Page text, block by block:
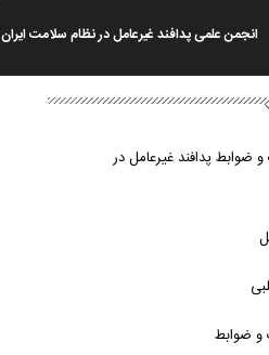
انجمن علمی پدافند غیرعامل در نظام سلامت ایران
و ضوابط پدافند غیرعامل در
و ضوابط